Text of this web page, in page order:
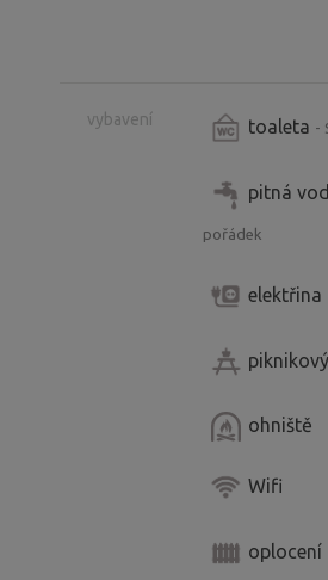
vybavení toaleta -
pitná
pořádek
elektřina
ohniště
Wifi
oplocení